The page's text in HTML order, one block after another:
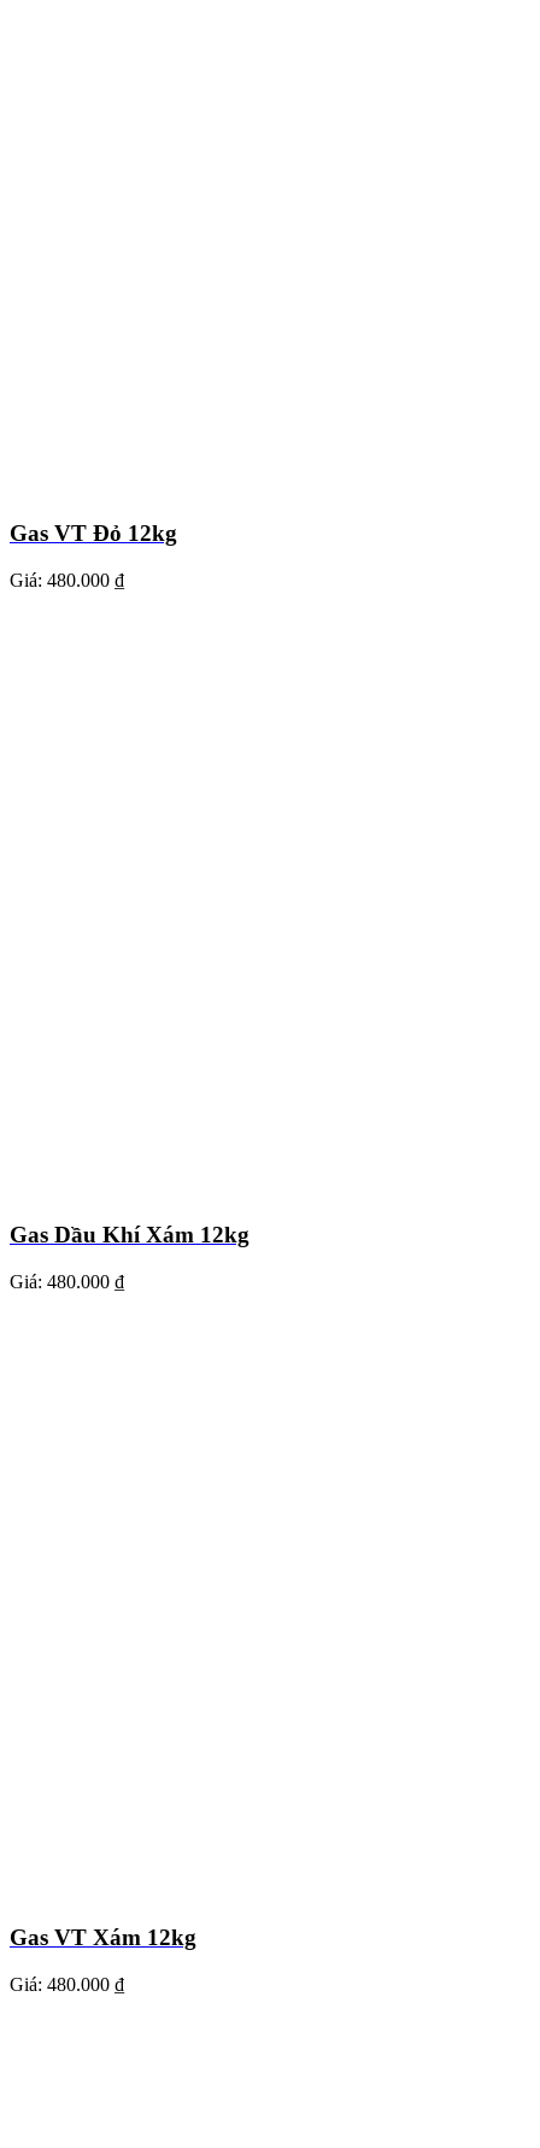
Gas VT Đỏ 12kg
Giá: 480.000 ₫
Gas Dầu Khí Xám 12kg
Giá: 480.000 ₫
Gas VT Xám 12kg
Giá: 480.000 ₫